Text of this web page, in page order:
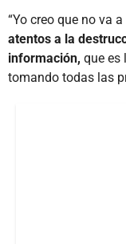
“Yo creo que no va
atentos a la
información, que es
tomando todas las